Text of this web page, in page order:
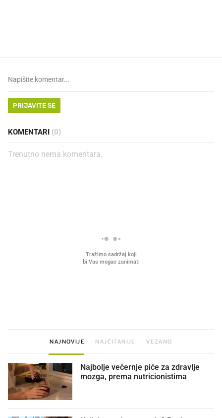
PRIJAVITE SE
KOMENTARI (0)
Trenutno nema komentara.
NAJNOVIJE NAJČITANIJE VEZANO
Najbolje večernje piće za zdravlje
mozga, prema nutricionistima